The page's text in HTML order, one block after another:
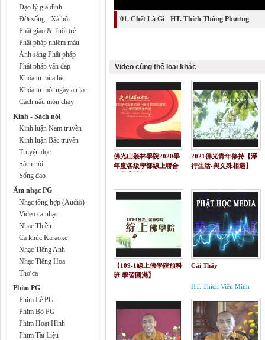
Đạo lý gia đình
Đời sống - Xã hội
Phật giáo & Tuổi trẻ
Phật pháp nhiệm màu
Ánh sáng Phật pháp
Phật pháp vấn đáp
Khóa tu mùa hè
Khóa tu một ngày an lạc
Cách nấu món chay
Kinh - Sách nói
Kinh luận Nam truyền
Kinh luận Bắc truyền
Truyện đọc
Sách nói
Sống đạo
Âm nhạc PG
Nhạc tổng hợp (Audio)
Video ca nhạc
Nhạc Thiền
Ca khúc Karaoke
Nhạc Tiếng Anh
Nhạc Tiếng Hoa
Thơ ca
Phim PG
Phim Lẻ PG
Phim Bộ PG
Phim Hoạt Hình
Phim Tài Liệu
01. Chết Là Gì - HT. Thích Thông Phương
Video cùng thể loại khác
佛光山叢林學院2020學
年度各級學部線上聯合
2021佛光青年修持【淨
行生活-與文殊相遇】
【109-1線上佛學院預科
班 學習圓滿】
Cái Thấy
HT. Thích Viên Minh